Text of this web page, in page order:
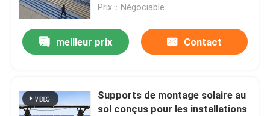
sécurisée et une longue durée de
Prix：Négociable
meilleur prix Contact
Supports de montage solaire au
sol conçus pour les installations